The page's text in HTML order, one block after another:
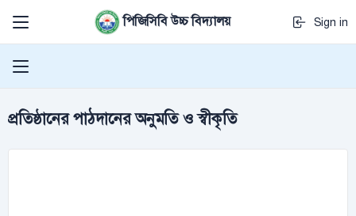
পিজিসিবি উচ্চ বিদ্যালয় Sign in
প্রতিষ্ঠানের পাঠদানের অনুমতি ও স্বীকৃতি